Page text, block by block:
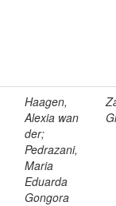
Haagen,
Alexia wan
der;
Pedrazani,
Maria
Eduarda
Gongora